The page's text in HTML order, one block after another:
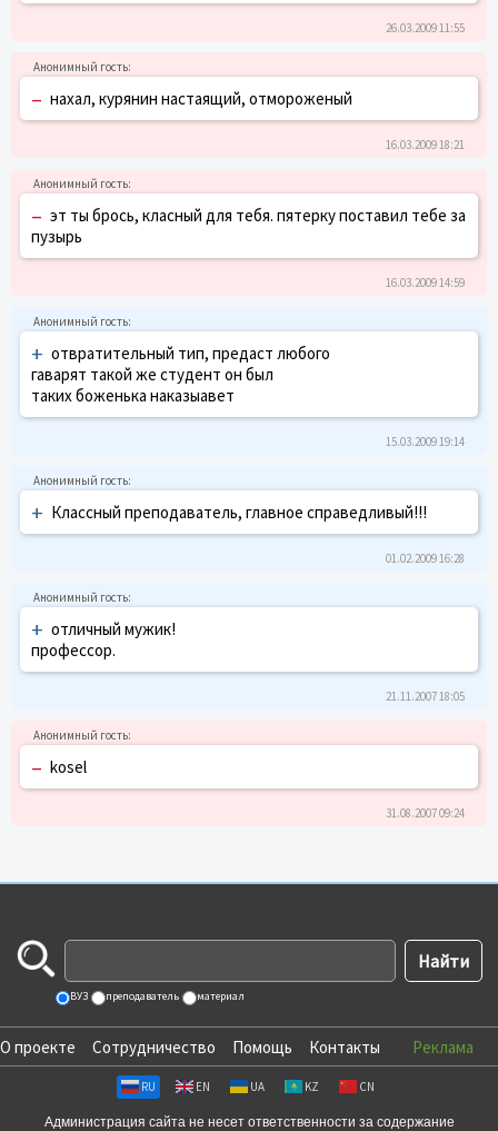
26.03.2009 11:55
– нахал, курянин настаящий, отмороженый
16.03.2009 18:21
– эт ты брось, класный для тебя. пятерку поставил тебе за
пузырь
16.03.2009 14:59
+ отвратительный тип, предаст любого
гаварят такой же студент он был
таких боженька наказыавет
15.03.2009 19:14
+ Классный преподаватель, главное справедливый!!!
01.02.2009 16:28
+ отличный мужик!
профессор.
21.11.2007 18:05
– kosel
31.08.2007 09:24
ВУЗ преподаватель материал
О проекте Сотрудничество Помощь Контакты Реклама
RU EN UA KZ CN
Администрация сайта не несет ответственности за содержание